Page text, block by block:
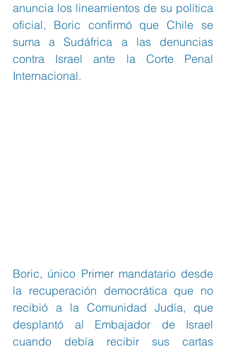
anuncia los lineamientos de su política
oficial, Boric confirmó que Chile se
suma a Sudáfrica a las denuncias
contra Israel ante la Corte Penal
Internacional.
Boric, único Primer mandatario desde
la recuperación democrática que no
recibió a la Comunidad Judía, que
desplantó al Embajador de Israel
cuando debía recibir sus cartas